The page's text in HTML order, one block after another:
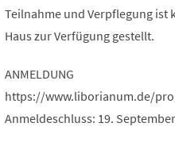
Teilnahme und Verpflegung ist
Haus zur Verfügung gestellt.
ANMELDUNG
https://www.liborianum.de/
Anmeldeschluss: 19.